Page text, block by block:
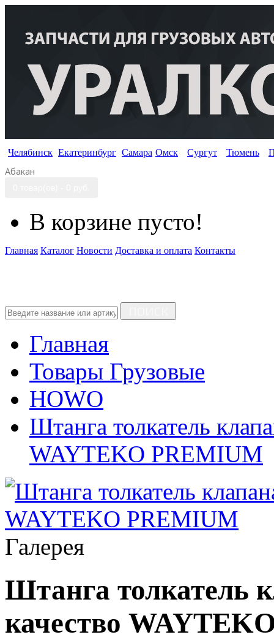
Челябинск Екатеринбург Самара Омск Сургут Тюмень
Абакан
В корзине пусто!
Главная Каталог Новости Доставка и оплата Контакты
Главная
Товары Грузовые
HOWO
Штанга толкатель
WAYTEKO PREMIUM
Галерея
Штанга толкатель
качество